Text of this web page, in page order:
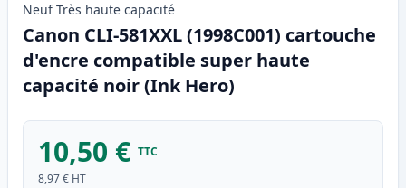
Neuf Très haute capacité
Canon CLI-581XXL (1998C001) cartouche
d'encre compatible super haute
capacité noir (Ink Hero)
10,50 € TTC
8,97 € HT